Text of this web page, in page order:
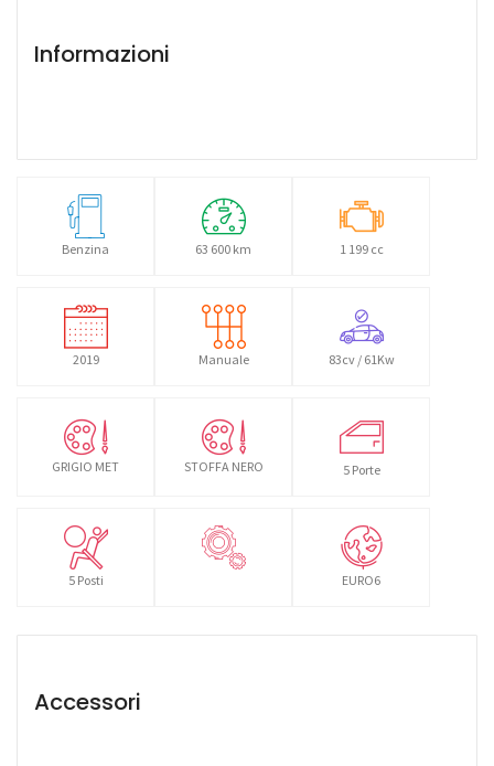
Informazioni
Benzina 63 600 km 1 199 cc
2019 Manuale 83cv / 61Kw
GRIGIO MET STOFFA NERO 5 Porte
5 Posti EURO6
Accessori